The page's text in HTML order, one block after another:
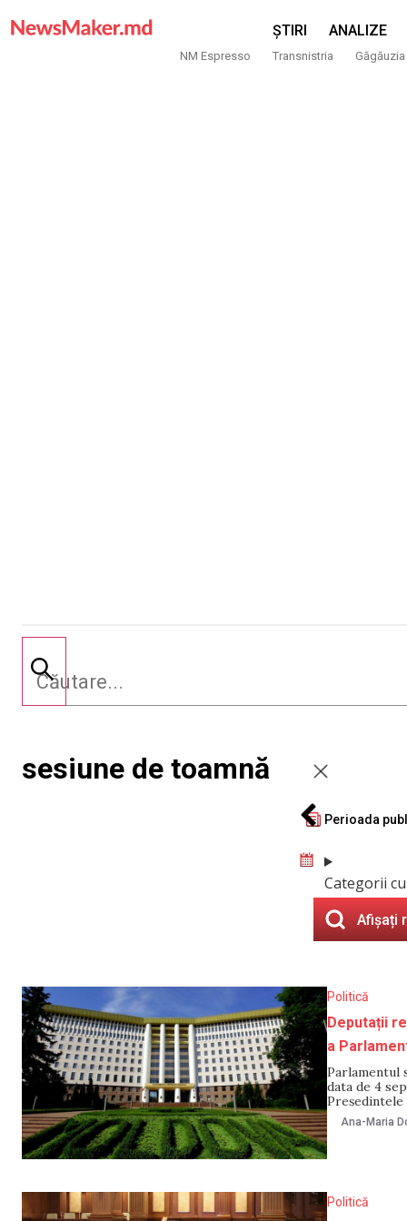
ȘTIRI ANALIZE
NM Espresso Transnistria Găgăuzia
sesiune de toamnă
Perioada
Categorii
Afișați
Politică
Deputații
a
Parlamentul
data de 4
al
proiectul
Ana-Maria
Politică